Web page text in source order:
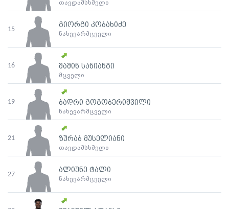
თავდამსხმელი
15
გიორგი კობახიძე
ნახევარმცველი
16 მამინ სანიანგი
მცველი
19 ბადრი გოგობერიშვილი
ნახევარმცველი
21 ზურაბ მუსელიანი
თავდამსხმელი
27
ალიუნე ტალი
ნახევარმცველი